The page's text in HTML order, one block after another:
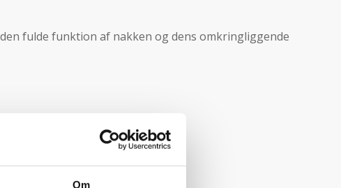
Om
fulde funktion af nakken og dens omkringliggende